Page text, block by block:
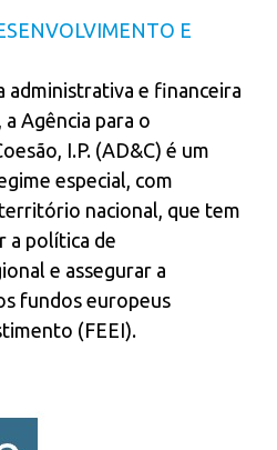
E
administrativa e financeira
Agência para o
I.P. (AD&C) é um
especial, com
nacional, que tem
a política de
e assegurar a
fundos europeus
(FEEI).